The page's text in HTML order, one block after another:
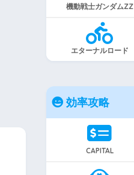
機動戦士ガンダムZZ
エターナルロード
効率攻略
CAPITAL